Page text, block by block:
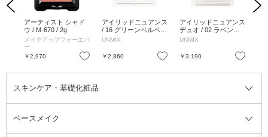
Previous
お気に入り
アーティスト シャド
ウ / M-670 / 2g
メイクアップフォーエバ
ー
￥2,970
お気に入り
アイリッドニュアンス
/ 16 グリーンベルベッ
ト / 1.3g
UNMIX
￥2,860 お気に入り
アイリッドニュアンス
デュオ / 02 ラベンダ
ーダスク / 1.3g
UNMIX
￥3,190
Next
スキンケア・基礎化粧品
スキンケア・基礎化粧品全て
ベースメイク